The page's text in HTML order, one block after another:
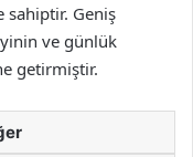
sahiptir. Geniş
ve günlük
getirmiştir.